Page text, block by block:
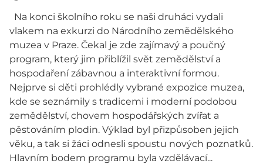
Na konci školního roku se naši druháci vydali
vlakem na exkurzi do Národního zemědělského
muzea v Praze. Čekal je zde zajímavý a poučný
program, který jim přiblížil svět zemědělství a
hospodaření zábavnou a interaktivní formou.
Nejprve si děti prohlédly vybrané expozice muzea,
kde se seznámily s tradicemi i moderní podobou
zemědělství, chovem hospodářských zvířat a
pěstováním plodin. Výklad byl přizpůsoben jejich
věku, a tak si žáci odnesli spoustu nových poznatků.
Hlavním bodem programu byla vzdělávací...